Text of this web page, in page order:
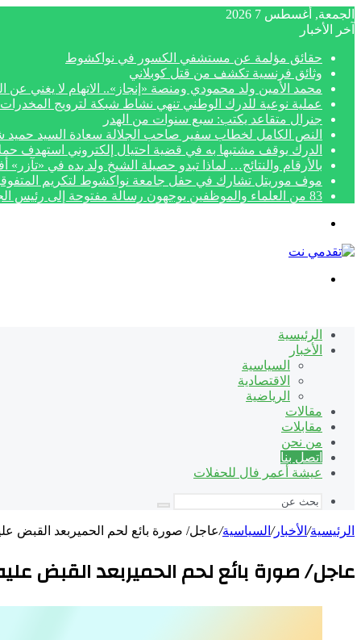
الجمعة, أغسطس 7 2026
آخر الأخبار
حقائق مؤلمة عن مستشفي الكسور في نواكشوط
وثائق فرنسية تكشف من قتل كوبلاني
محمد الأمين ولد محمودي ومنصة «إنجاز».. الاتهام لا يغني عن
عملية نوعية للدرك الوطني تنهي نشاط شبكة لترويج المخدرات
جنرال متقاعد يكتب: سبع سنوات من الهدر
النص الكامل لخطاب سفير صاحب الجلالة سعادة السيد حميد شبار بمناسبة
الدرك يوقف مشتبها به في قضية احتيال إلكتروني استهدف
بالأرقام والنتائج… لماذا تبدو حصيلة الشيخ ولد بده في
موف موريتل تشارك في حفل جامعة نواكشوط لتكريم
83 من العلماء والموظفين يوجهون رسالة مفتوحة إلى رئيس الجمهورية لتنفيذ أحكام قضائية نهائية
الرئيسية
الأخبار
السياسية
الاقتصادية
الرياضية
مقالات
مقابلات
من نحن
اتصل بنا
عيشة أعمر فال للحفلات
بحث
الرئيسية/ الأخبار/ السياسية/عاجل/ صورة بائع لحم الحميربعد القبض
عاجل/ صورة بائع لحم الحميربعد القبض